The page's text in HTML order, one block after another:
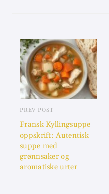
PREV POST
Fransk Kyllingsuppe
oppskrift: Autentisk
suppe med
grønnsaker og
aromatiske urter